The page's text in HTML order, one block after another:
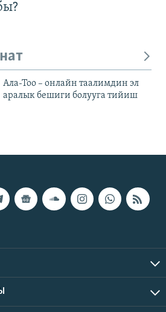
Ала-Тоо – онлайн таалимдин эл
аралык бешиги болууга тийиш